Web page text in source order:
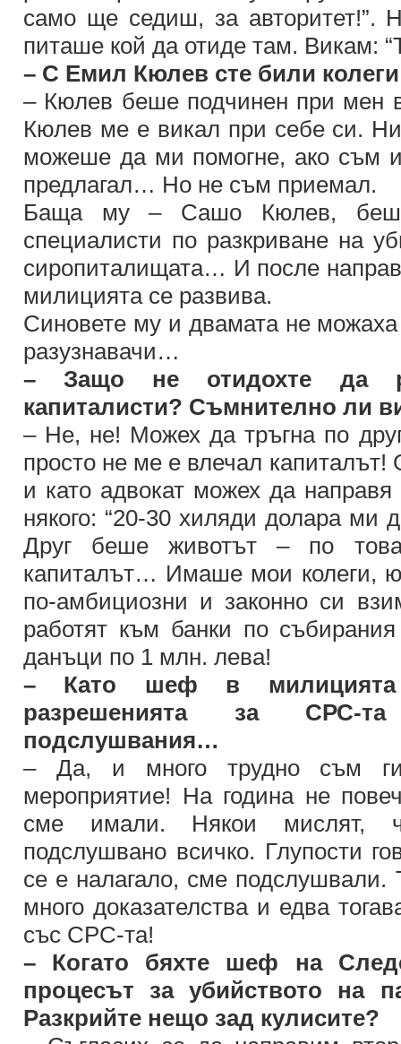
само ще седиш, за авторитет!”.
питаше кой да отиде там. Викам:
– С Емил Кюлев сте били
– Кюлев беше подчинен при
Кюлев ме е викал при себе си.
можеше да ми помогне, ако съм
предлагал… Но не съм приемал.
Баща му – Сашо Кюлев,
специалисти по разкриване на
сиропиталищата… И после
милицията се развива.
Синовете му и двамата не можаха
разузнавачи…
– Защо не отидохте да
капиталисти? Съмнително ли
– Не, не! Можех да тръгна по
просто не ме е влечал
и като адвокат можех да
някого: “20-30 хиляди долара ми
Друг беше животът – по
капиталът… Имаше мои колеги,
по-амбициозни и законно си
работят към банки по
данъци по 1 млн. лева!
– Като шеф в милицията
разрешенията за СРС-
подслушвания…
– Да, и много трудно съм
мероприятие! На година не
сме имали. Някои мислят,
подслушвано всичко. Глупости
се е налагало, сме подслушвали.
много доказателства и едва
със СРС-та!
– Когато бяхте шеф на
процесът за убийството на
Разкрийте нещо зад кулисите?